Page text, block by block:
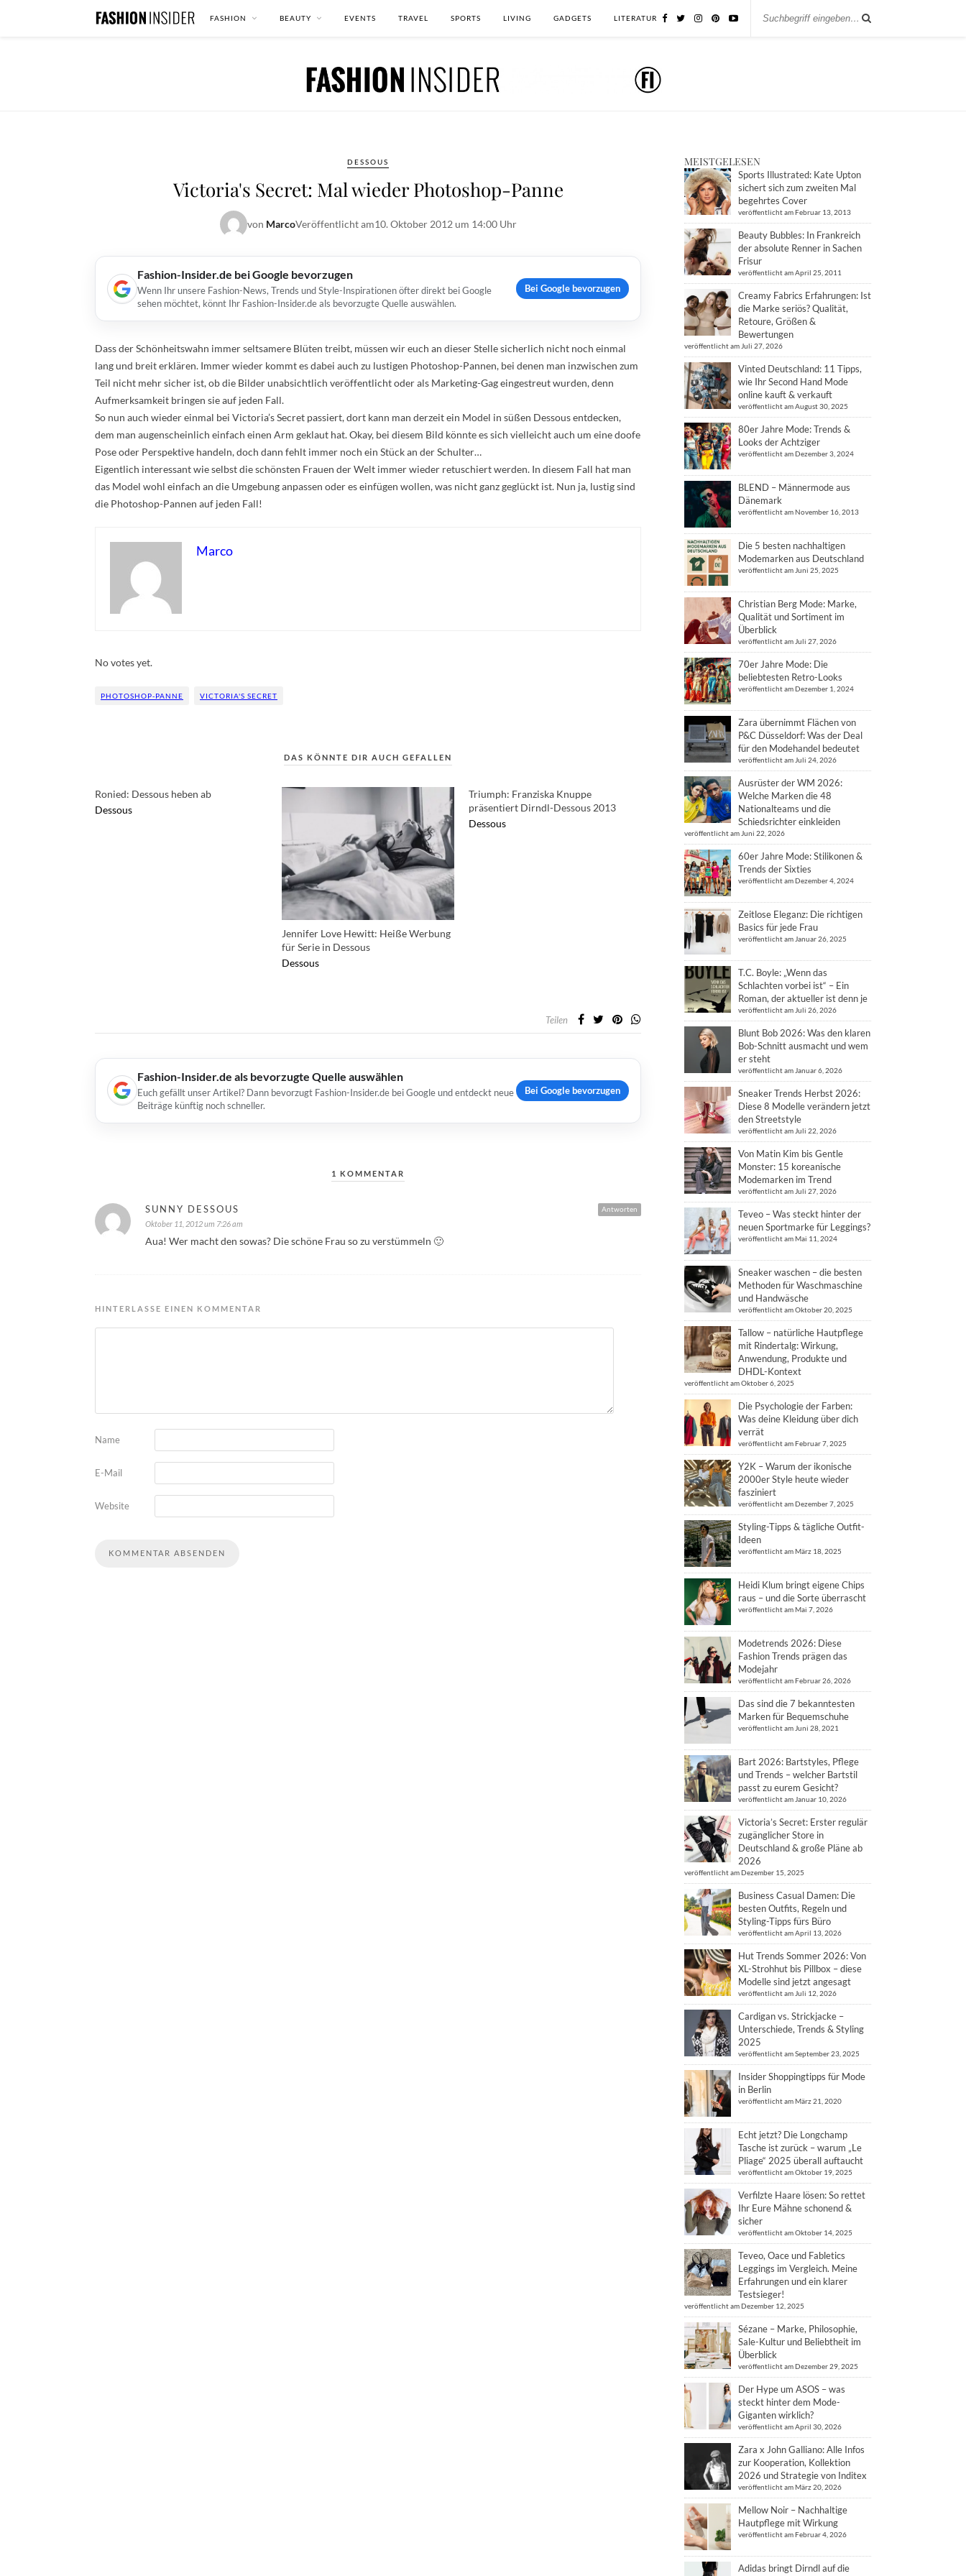
FASHION BEAUTY EVENTS TRAVEL SPORTS LIVING GADGETS LITERATUR
DESSOUS
Victoria's Secret: Mal wieder Photoshop-Panne
von MarcoVeröffentlicht am10. Oktober 2012 um 14:00 Uhr
Fashion-Insider.de bei Google bevorzugen
Wenn Ihr unsere Fashion-News, Trends und Style-Inspirationen öfter direkt bei Google
sehen möchtet, könnt Ihr Fashion-Insider.de als bevorzugte Quelle auswählen.
Bei Google bevorzugen
Dass der Schönheitswahn immer seltsamere Blüten treibt, müssen wir euch an dieser Stelle sicherlich nicht noch einmal
lang und breit erklären. Immer wieder kommt es dabei auch zu lustigen Photoshop-Pannen, bei denen man inzwischen zum
Teil nicht mehr sicher ist, ob die Bilder unabsichtlich veröffentlicht oder als Marketing-Gag eingestreut wurden, denn
Aufmerksamkeit bringen sie auf jeden Fall.
So nun auch wieder einmal bei Victoria’s Secret passiert, dort kann man derzeit ein Model in süßen Dessous entdecken,
dem man augenscheinlich einfach einen Arm geklaut hat. Okay, bei diesem Bild könnte es sich vielleicht auch um eine doofe
Pose oder Perspektive handeln, doch dann fehlt immer noch ein Stück an der Schulter…
Eigentlich interessant wie selbst die schönsten Frauen der Welt immer wieder retuschiert werden. In diesem Fall hat man
das Model wohl einfach an die Umgebung anpassen oder es einfügen wollen, was nicht ganz geglückt ist. Nun ja, lustig sind
die Photoshop-Pannen auf jeden Fall!
Marco
No votes yet.
PHOTOSHOP-PANNE VICTORIA'S SECRET
DAS KÖNNTE DIR AUCH GEFALLEN
Ronied: Dessous heben ab
Dessous
Jennifer Love Hewitt: Heiße Werbung
für Serie in Dessous
Dessous
Triumph: Franziska Knuppe
präsentiert Dirndl-Dessous 2013
Dessous
Teilen
Fashion-Insider.de als bevorzugte Quelle auswählen
Euch gefällt unser Artikel? Dann bevorzugt Fashion-Insider.de bei Google und entdeckt neue
Beiträge künftig noch schneller.
Bei Google bevorzugen
1 KOMMENTAR
Antworten
SUNNY DESSOUS
Oktober 11, 2012 um 7:26 am
Aua! Wer macht den sowas? Die schöne Frau so zu verstümmeln 🙂
HINTERLASSE EINEN KOMMENTAR
Name
E-Mail
Website
MEISTGELESEN
Sports Illustrated: Kate Upton
sichert sich zum zweiten Mal
begehrtes Cover
veröffentlicht am Februar 13, 2013
Beauty Bubbles: In Frankreich
der absolute Renner in Sachen
Frisur
veröffentlicht am April 25, 2011
Creamy Fabrics Erfahrungen: Ist
die Marke seriös? Qualität,
Retoure, Größen &
Bewertungen
veröffentlicht am Juli 27, 2026
Vinted Deutschland: 11 Tipps,
wie Ihr Second Hand Mode
online kauft & verkauft
veröffentlicht am August 30, 2025
80er Jahre Mode: Trends &
Looks der Achtziger
veröffentlicht am Dezember 3, 2024
BLEND – Männermode aus
Dänemark
veröffentlicht am November 16, 2013
Die 5 besten nachhaltigen
Modemarken aus Deutschland
veröffentlicht am Juni 25, 2025
Christian Berg Mode: Marke,
Qualität und Sortiment im
Überblick
veröffentlicht am Juli 27, 2026
70er Jahre Mode: Die
beliebtesten Retro-Looks
veröffentlicht am Dezember 1, 2024
Zara übernimmt Flächen von
P&C Düsseldorf: Was der Deal
für den Modehandel bedeutet
veröffentlicht am Juli 24, 2026
Ausrüster der WM 2026:
Welche Marken die 48
Nationalteams und die
Schiedsrichter einkleiden
veröffentlicht am Juni 22, 2026
60er Jahre Mode: Stilikonen &
Trends der Sixties
veröffentlicht am Dezember 4, 2024
Zeitlose Eleganz: Die richtigen
Basics für jede Frau
veröffentlicht am Januar 26, 2025
T.C. Boyle: „Wenn das
Schlachten vorbei ist“ – Ein
Roman, der aktueller ist denn je
veröffentlicht am Juli 26, 2026
Blunt Bob 2026: Was den klaren
Bob-Schnitt ausmacht und wem
er steht
veröffentlicht am Januar 6, 2026
Sneaker Trends Herbst 2026:
Diese 8 Modelle verändern jetzt
den Streetstyle
veröffentlicht am Juli 22, 2026
Von Matin Kim bis Gentle
Monster: 15 koreanische
Modemarken im Trend
veröffentlicht am Juli 27, 2026
Teveo – Was steckt hinter der
neuen Sportmarke für Leggings?
veröffentlicht am Mai 11, 2024
Sneaker waschen – die besten
Methoden für Waschmaschine
und Handwäsche
veröffentlicht am Oktober 20, 2025
Tallow – natürliche Hautpflege
mit Rindertalg: Wirkung,
Anwendung, Produkte und
DHDL-Kontext
veröffentlicht am Oktober 6, 2025
Die Psychologie der Farben:
Was deine Kleidung über dich
verrät
veröffentlicht am Februar 7, 2025
Y2K – Warum der ikonische
2000er Style heute wieder
fasziniert
veröffentlicht am Dezember 7, 2025
Styling-Tipps & tägliche Outfit-
Ideen
veröffentlicht am März 18, 2025
Heidi Klum bringt eigene Chips
raus – und die Sorte überrascht
veröffentlicht am Mai 7, 2026
Modetrends 2026: Diese
Fashion Trends prägen das
Modejahr
veröffentlicht am Februar 26, 2026
Das sind die 7 bekanntesten
Marken für Bequemschuhe
veröffentlicht am Juni 28, 2021
Bart 2026: Bartstyles, Pflege
und Trends – welcher Bartstil
passt zu eurem Gesicht?
veröffentlicht am Januar 10, 2026
Victoria’s Secret: Erster regulär
zugänglicher Store in
Deutschland & große Pläne ab
2026
veröffentlicht am Dezember 15, 2025
Business Casual Damen: Die
besten Outfits, Regeln und
Styling-Tipps fürs Büro
veröffentlicht am April 13, 2026
Hut Trends Sommer 2026: Von
XL-Strohhut bis Pillbox – diese
Modelle sind jetzt angesagt
veröffentlicht am Juli 12, 2026
Cardigan vs. Strickjacke –
Unterschiede, Trends & Styling
2025
veröffentlicht am September 23, 2025
Insider Shoppingtipps für Mode
in Berlin
veröffentlicht am März 21, 2020
Echt jetzt? Die Longchamp
Tasche ist zurück – warum „Le
Pliage“ 2025 überall auftaucht
veröffentlicht am Oktober 19, 2025
Verfilzte Haare lösen: So rettet
Ihr Eure Mähne schonend &
sicher
veröffentlicht am Oktober 14, 2025
Teveo, Oace und Fabletics
Leggings im Vergleich. Meine
Erfahrungen und ein klarer
Testsieger!
veröffentlicht am Dezember 12, 2025
Sézane – Marke, Philosophie,
Sale-Kultur und Beliebtheit im
Überblick
veröffentlicht am Dezember 29, 2025
Der Hype um ASOS – was
steckt hinter dem Mode-
Giganten wirklich?
veröffentlicht am April 30, 2026
Zara x John Galliano: Alle Infos
zur Kooperation, Kollektion
2026 und Strategie von Inditex
veröffentlicht am März 20, 2026
Mellow Noir – Nachhaltige
Hautpflege mit Wirkung
veröffentlicht am Februar 4, 2026
Adidas bringt Dirndl auf die